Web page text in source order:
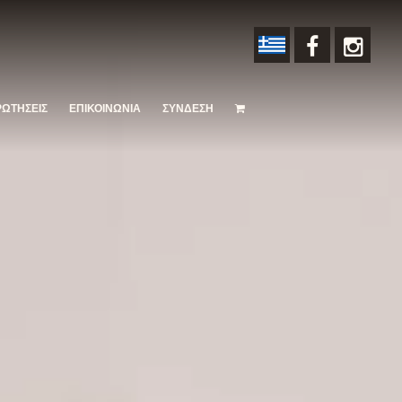
ΕΠΙΚΟΙΝΩΝΙΑ ΣΥΝΔΕΣΗ